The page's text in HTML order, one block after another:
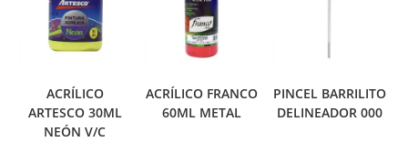
ACRÍLICO
ARTESCO 30ML
NEÓN V/C
ACRÍLICO FRANCO
60ML METAL
PINCEL BARRILITO
DELINEADOR 000